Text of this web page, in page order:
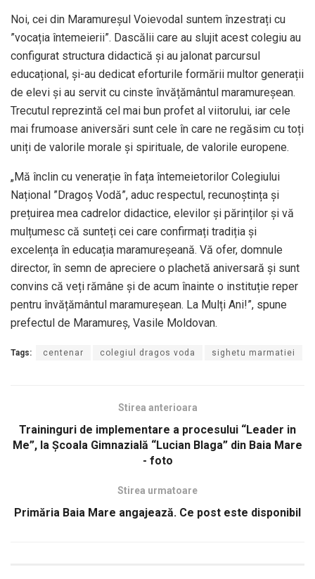
Noi, cei din Maramureșul Voievodal suntem înzestrați cu
”vocația întemeierii”. Dascălii care au slujit acest colegiu au
configurat structura didactică și au jalonat parcursul
educațional, și-au dedicat eforturile formării multor generații
de elevi și au servit cu cinste învățământul maramureșean.
Trecutul reprezintă cel mai bun profet al viitorului, iar cele
mai frumoase aniversări sunt cele în care ne regăsim cu toți
uniți de valorile morale și spirituale, de valorile europene.
„Mă înclin cu venerație în fața întemeietorilor Colegiului
Național ”Dragoș Vodă”, aduc respectul, recunoștința și
prețuirea mea cadrelor didactice, elevilor și părinților și vă
mulțumesc că sunteți cei care confirmați tradiția și
excelența în educația maramureșeană. Vă ofer, domnule
director, în semn de apreciere o plachetă aniversară și sunt
convins că veți rămâne și de acum înainte o instituție reper
pentru învățământul maramureșean. La Mulți Ani!”, spune
prefectul de Maramureş, Vasile Moldovan.
Tags: centenar colegiul dragos voda sighetu marmatiei
Stirea anterioara
Traininguri de implementare a procesului “Leader in
Me”, la Școala Gimnazială “Lucian Blaga” din Baia Mare
- foto
Stirea urmatoare
Primăria Baia Mare angajează. Ce post este disponibil